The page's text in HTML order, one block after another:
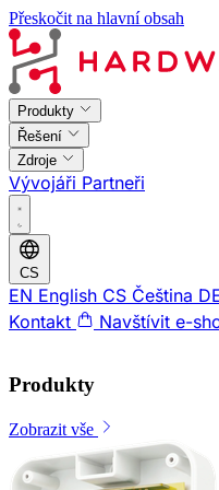
Přeskočit na hlavní obsah
Produkty
Řešení
Zdroje
Vývojáři Partneři
CS
EN English CS Čeština
Kontakt
Navštívit e-
Produkty
Zobrazit vše